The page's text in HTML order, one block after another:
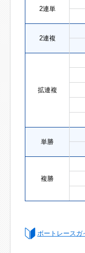
2連単
2連複
拡連複
単勝
複勝
ボートレースガ